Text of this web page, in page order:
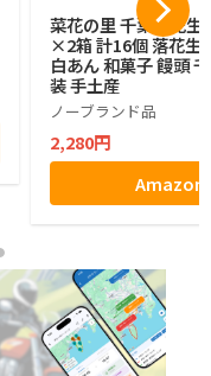
菜花の里 千葉落花生
×2箱 計16個 落花生
白あん 和菓子 饅頭
装 手土産
ノーブランド品
2,280円
Amazon